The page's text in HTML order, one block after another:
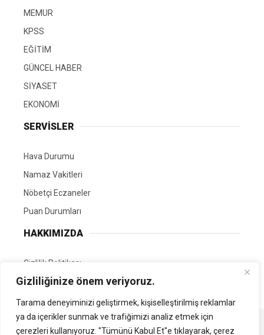
Gizliliğinize önem veriyoruz.
Tarama deneyiminizi geliştirmek, kişiselleştirilmiş reklamlar
ya da içerikler sunmak ve trafiğimizi analiz etmek için
çerezleri kullanıyoruz. "Tümünü Kabul Et"e tıklayarak, çerez
MEMUR
KPSS
EĞİTİM
GÜNCEL HABER
SİYASET
EKONOMİ
SERVİSLER
Hava Durumu
Namaz Vakitleri
Nöbetçi Eczaneler
Puan Durumları
HAKKIMIZDA
Gizlilik Politikası
GÖNÜLLÜ EDİTÖRÜMÜZ OL
Tüm Hakları Saklıdır. | Kamubilgi.com | 2026